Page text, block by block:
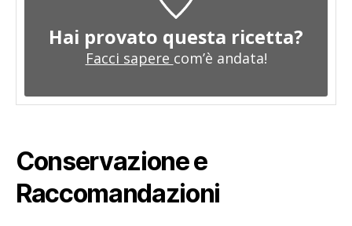
Hai provato questa ricetta?
Facci sapere com’è andata!
Conservazione e
Raccomandazioni